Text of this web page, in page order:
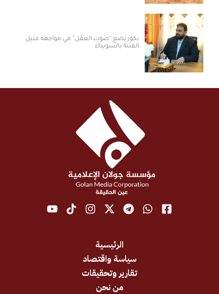
بكور يضع “صوت العقل” في مواجهة فتيل
الفتنة بالسويداء
سياسة واقتصاد
تقارير وتحقيقات